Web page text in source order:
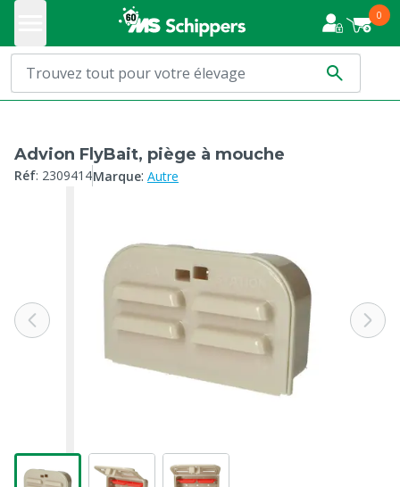
0
Advion FlyBait, piège à mouche
Réf: 2309414Marque: Autre